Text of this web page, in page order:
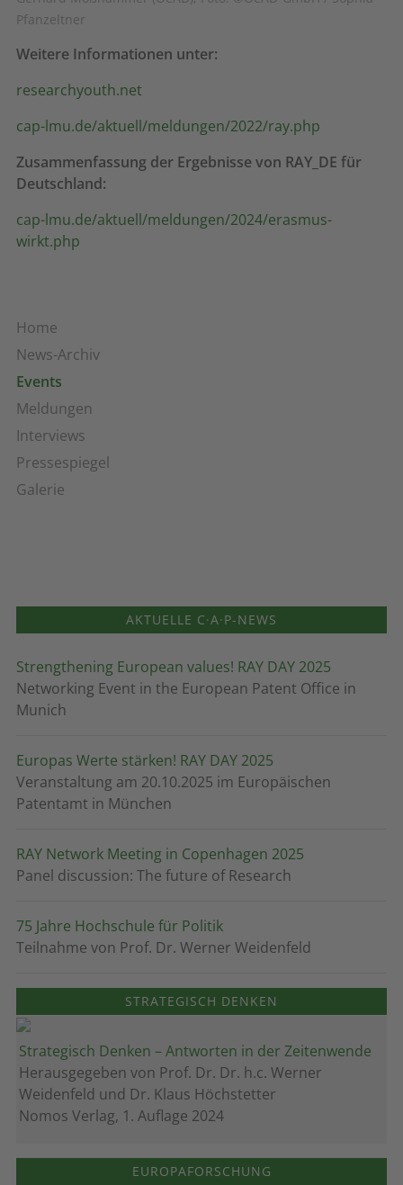
Home
News-Archiv
Events
Meldungen
Interviews
Pressespiegel
Galerie
Pfanzeltner
Weitere Informationen unter:
researchyouth.net
cap-lmu.de/aktuell/meldungen/2022/ray.php
Zusammenfassung der Ergebnisse von RAY_DE für
Deutschland:
cap-lmu.de/aktuell/meldungen/2024/erasmus-
wirkt.php
AKTUELLE C·A·P-NEWS
Strengthening European values! RAY DAY 2025
Networking Event in the European Patent Office in
Munich
Europas Werte stärken! RAY DAY 2025
Veranstaltung am 20.10.2025 im Europäischen
Patentamt in München
RAY Network Meeting in Copenhagen 2025
Panel discussion: The future of Research
75 Jahre Hochschule für Politik
Teilnahme von Prof. Dr. Werner Weidenfeld
STRATEGISCH DENKEN
Strategisch Denken – Antworten in der Zeitenwende
Herausgegeben von Prof. Dr. Dr. h.c. Werner
Weidenfeld und Dr. Klaus Höchstetter
Nomos Verlag, 1. Auflage 2024
EUROPAFORSCHUNG